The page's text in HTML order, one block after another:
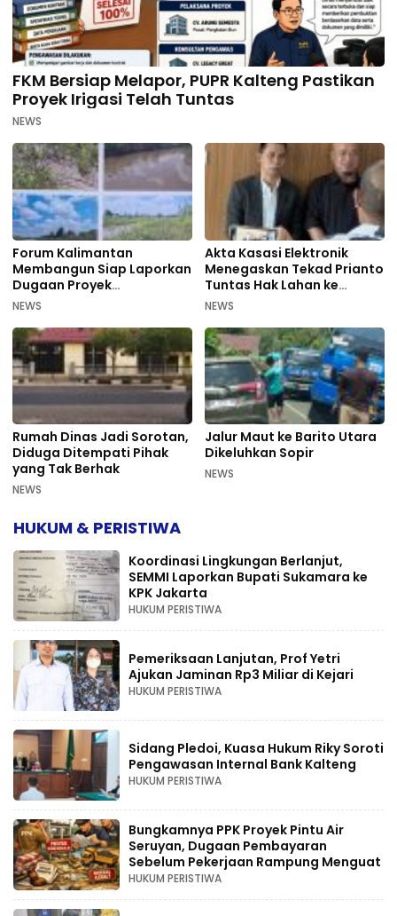
FKM Bersiap Melapor, PUPR Kalteng Pastikan
Proyek Irigasi Telah Tuntas
NEWS
Forum Kalimantan
Membangun Siap Laporkan
Dugaan Proyek
Bermasalah PUPR Kalteng
NEWS
Akta Kasasi Elektronik
Menegaskan Tekad Prianto
Tuntas Hak Lahan ke
Mahkamah Agung
NEWS
Rumah Dinas Jadi Sorotan,
Diduga Ditempati Pihak
yang Tak Berhak
NEWS
Jalur Maut ke Barito Utara
Dikeluhkan Sopir
NEWS
HUKUM & PERISTIWA
Koordinasi Lingkungan Berlanjut,
SEMMI Laporkan Bupati Sukamara ke
KPK Jakarta
HUKUM PERISTIWA
Pemeriksaan Lanjutan, Prof Yetri
Ajukan Jaminan Rp3 Miliar di Kejari
HUKUM PERISTIWA
Sidang Pledoi, Kuasa Hukum Riky Soroti
Pengawasan Internal Bank Kalteng
HUKUM PERISTIWA
Bungkamnya PPK Proyek Pintu Air
Seruyan, Dugaan Pembayaran
Sebelum Pekerjaan Rampung Menguat
HUKUM PERISTIWA